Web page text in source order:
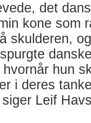
det
kone som
skulderen,
hvornår hun
i deres
Leif